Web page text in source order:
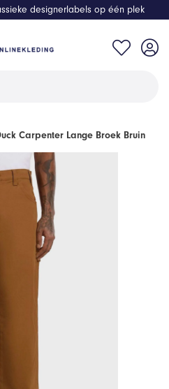
designerlabels op één plek
Carpenter Lange Broek Bruin